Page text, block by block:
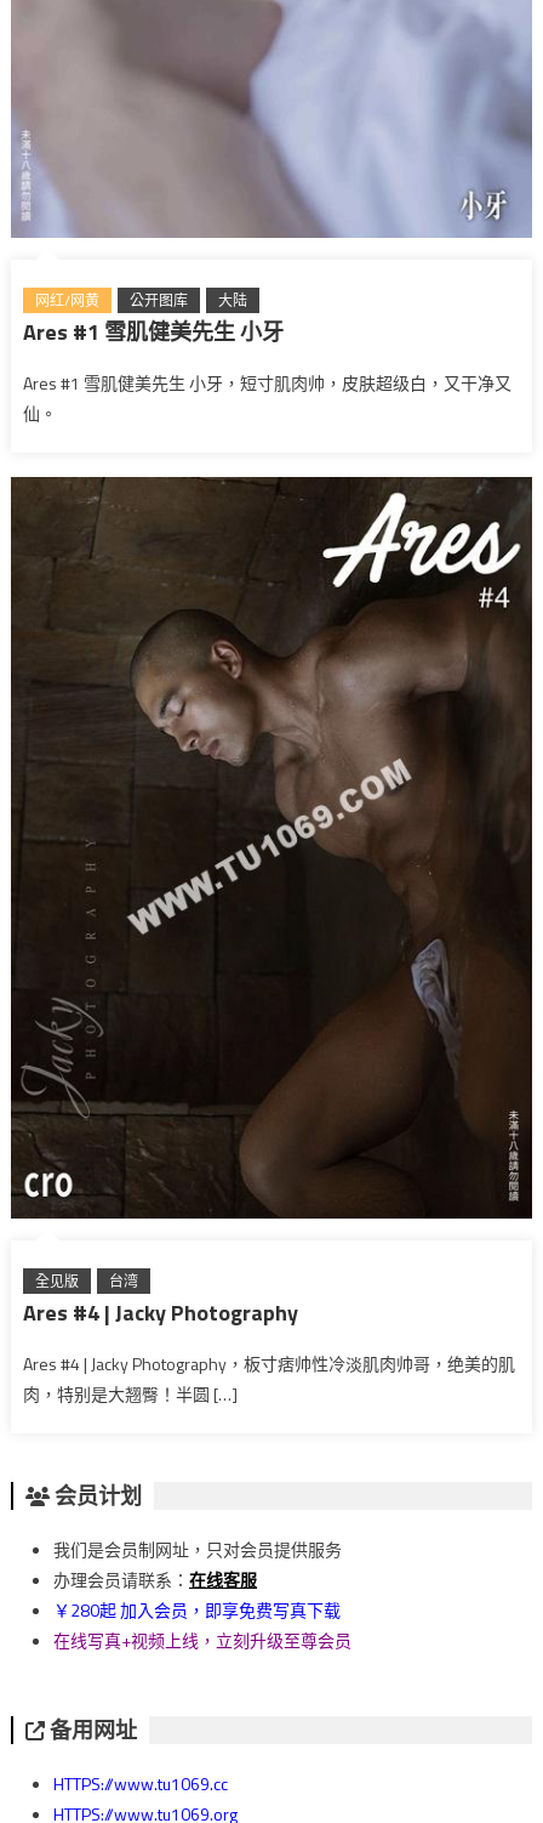
网红/网黄 公开图库 大陆
Ares #1 雪肌健美先生 小牙
Ares #1 雪肌健美先生 小牙，短寸肌肉帅，皮肤超级白，又干净又
仙。
全见版 台湾
Ares #4 | Jacky Photography
Ares #4 | Jacky Photography，板寸痞帅性冷淡肌肉帅哥，绝美的肌
肉，特别是大翘臀！半圆 […]
会员计划
我们是会员制网址，只对会员提供服务
办理会员请联系： 在线客服
￥280起 加入会员，即享免费写真下载
在线写真+视频上线，立刻升级至尊会员
备用网址
HTTPS://www.tu1069.cc
HTTPS://www.tu1069.org